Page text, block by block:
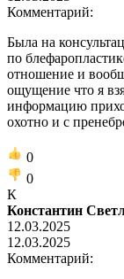
Комментарий:
Была на
по
отношение и
ощущение что я
информацию
охотно и с
0
0
К
Константин
12.03.2025
12.03.2025
Комментарий: